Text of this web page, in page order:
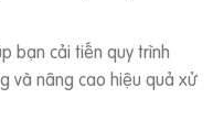
bạn cải tiến quy trình
và nâng cao hiệu quả xử